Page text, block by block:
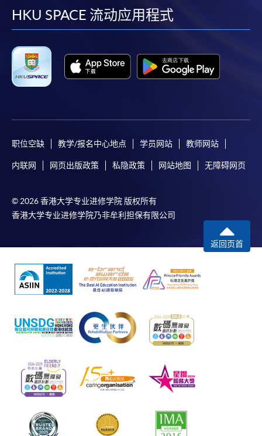
facebook
youtube
linkedin
HKU SPACE 流动应用程式
职位空缺 教学/报名中心地点 学员网站 教师网站
内联网 网页出版政策 私隐政策 网站地图 无障碍网页
© 2026 香港大学专业进修学院 版权所有
香港大学专业进修学院乃非牟利担保有限公司
返回页首